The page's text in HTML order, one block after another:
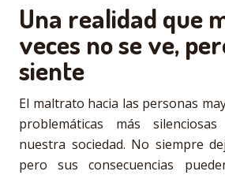
Una realidad que
veces no se ve,
siente
El maltrato hacia las personas
problemáticas más
nuestra sociedad. No siempre
pero sus consecuencias